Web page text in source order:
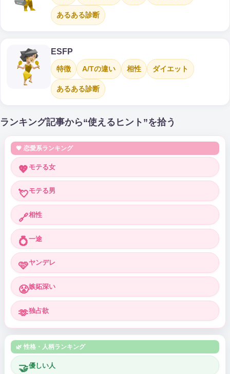
あるある診断
ESFP
特徴 A/Tの違い 相性 ダイエット
あるある診断
ランキング記事から“使えるヒント”を拾う
💗 恋愛系ランキング
💖 モテる女
💘モテる男
🔗相性
💍一途
🩷ヤンデレ
😤嫉妬深い
🫶独占欲
🌿 性格・人柄ランキング
🤝優しい人